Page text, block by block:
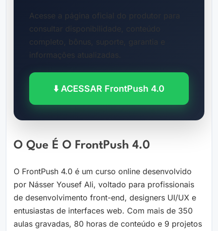
Acesse a página oficial do produtor para
consultar disponibilidade, conteúdo
completo, bônus, suporte, garantia e
informações atualizadas.
⬇️ ACESSAR FrontPush 4.0
O Que É O FrontPush 4.0
O FrontPush 4.0 é um curso online desenvolvido
por Násser Yousef Ali, voltado para profissionais
de desenvolvimento front-end, designers UI/UX e
entusiastas de interfaces web. Com mais de 350
aulas gravadas, 80 horas de conteúdo e 9 projetos